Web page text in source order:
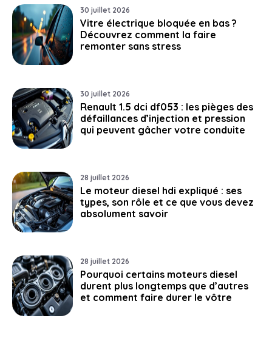
30 juillet 2026
Vitre électrique bloquée en bas ?
Découvrez comment la faire
remonter sans stress
30 juillet 2026
Renault 1.5 dci df053 : les pièges des
défaillances d’injection et pression
qui peuvent gâcher votre conduite
28 juillet 2026
Le moteur diesel hdi expliqué : ses
types, son rôle et ce que vous devez
absolument savoir
28 juillet 2026
Pourquoi certains moteurs diesel
durent plus longtemps que d’autres
et comment faire durer le vôtre